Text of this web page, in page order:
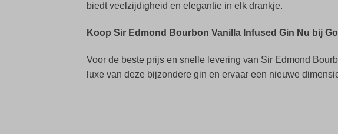
biedt veelzijdigheid en elegantie in elk drankje.
Koop Sir Edmond Bourbon Vanilla Infused Gin Nu bij
Voor de beste prijs en snelle levering van Sir Edmond
luxe van deze bijzondere gin en ervaar een nieuwe